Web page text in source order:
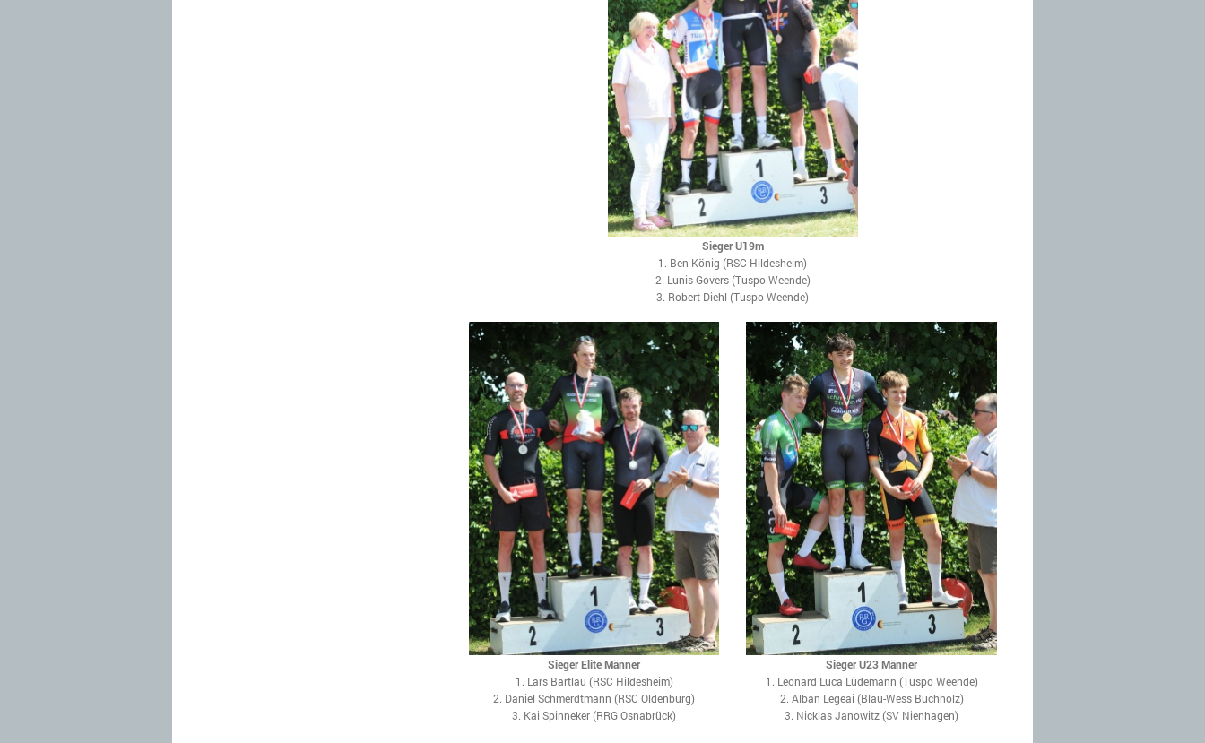
Sieger U19m
1. Ben König (RSC Hildesheim)
2. Lunis Govers (Tuspo Weende)
3. Robert Diehl (Tuspo Weende)
Sieger Elite Männer
1. Lars Bartlau (RSC Hildesheim)
2. Daniel Schmerdtmann (RSC Oldenburg)
3. Kai Spinneker (RRG Osnabrück)
Sieger U23 Männer
1. Leonard Luca Lüdemann (Tuspo Weende)
2. Alban Legeai (Blau-Wess Buchholz)
3. Nicklas Janowitz (SV Nienhagen)